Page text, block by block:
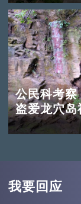
公民科考察
盗爱龙穴
我要回应